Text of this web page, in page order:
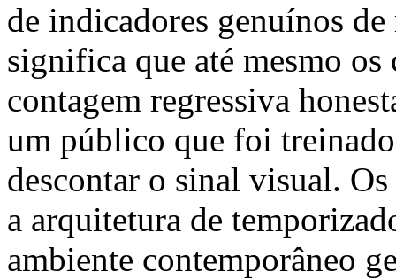
de indicadores genuínos
significa que até mesmo
contagem regressiva
um público que foi
descontar o sinal visual.
a arquitetura de
ambiente contemporâneo